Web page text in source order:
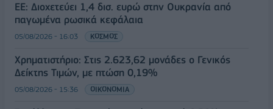
ΕΕ: Διοχετεύει 1,4 δισ. ευρώ στην Ουκρανία από
παγωμένα ρωσικά κεφάλαια
05/08/2026 - 16:03 ΚΟΣΜΟΣ
Χρηματιστήριο: Στις 2.623,62 μονάδες ο Γενικός
Δείκτης Τιμών, με πτώση 0,19%
05/08/2026 - 15:36 ΟΙΚΟΝΟΜΙΑ